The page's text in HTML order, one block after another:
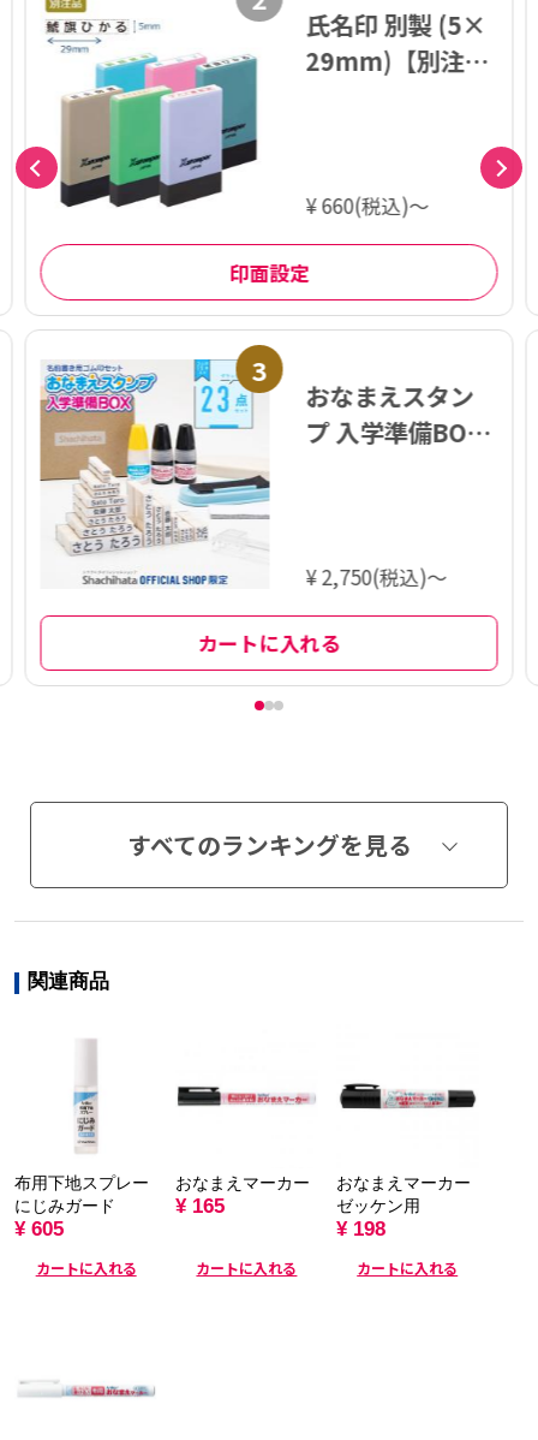
氏名印 別製 (5×
29mm)【別注
¥ 660(税込)～
印面設定
3
おなまえスタン
プ 入学準備BOX
¥ 2,750(税込)～
カートに入れる
すべてのランキングを見る
関連商品
布用下地スプレー
にじみガード
¥ 605
カートに入れる
おなまえマーカー
¥ 165
カートに入れる
おなまえマーカー
ゼッケン用
¥ 198
カートに入れる